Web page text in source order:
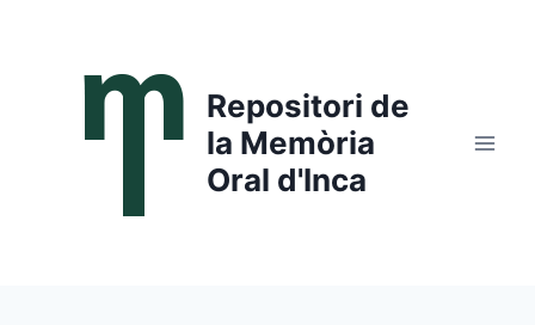
contenido
Repositori de
la Memòria
Oral d'Inca